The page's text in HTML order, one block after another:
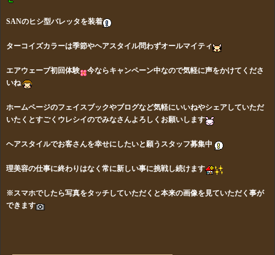
SANのヒシ型バレッタを装着
ターコイズカラーは季節やヘアスタイル問わずオールマイティ
エアウェーブ初回体験
今ならキャンペーン中なので気軽に声をかけてくださ
いね
ホームページのフェイスブックやブログなど気軽にいいねやシェアしていただ
いたくとすごくウレシイのでみなさんよろしくお願いします
ヘアスタイルでお客さんを幸せにしたいと願うスタッフ募集中
理美容の仕事に終わりはなく常に新しい事に挑戦し続けます
※スマホでしたら写真をタッチしていただくと本来の画像を見ていただく事が
できます